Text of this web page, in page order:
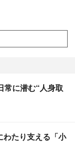
常に潜む“人身取
わたり支える「小